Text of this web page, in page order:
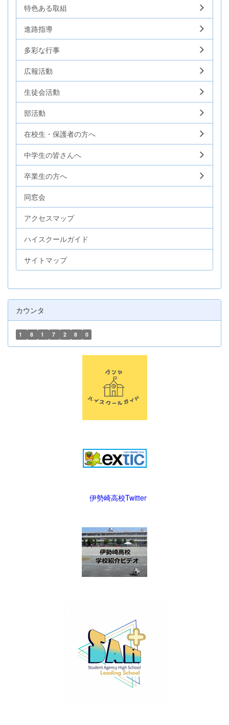
特色ある取組
進路指導
多彩な行事
広報活動
生徒会活動
部活動
在校生・保護者の方へ
中学生の皆さんへ
卒業生の方へ
同窓会
アクセスマップ
ハイスクールガイド
サイトマップ
カウンタ
1 8 1 7 2 8 0
伊勢崎高校Twitter